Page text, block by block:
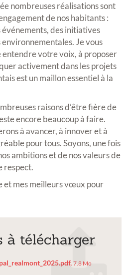
nombreuses réalisations sont
de nos habitants :
des initiatives
Je vous
votre voix, à proposer
activement dans les projets
est un maillon essentiel à la
raisons d’être fière de
encore beaucoup à faire.
à avancer, à innover et à
pour tous. Soyons, une fois
ambitions et de nos valeurs de
respect.
et mes meilleurs vœux pour
à télécharger
7.8 Mo